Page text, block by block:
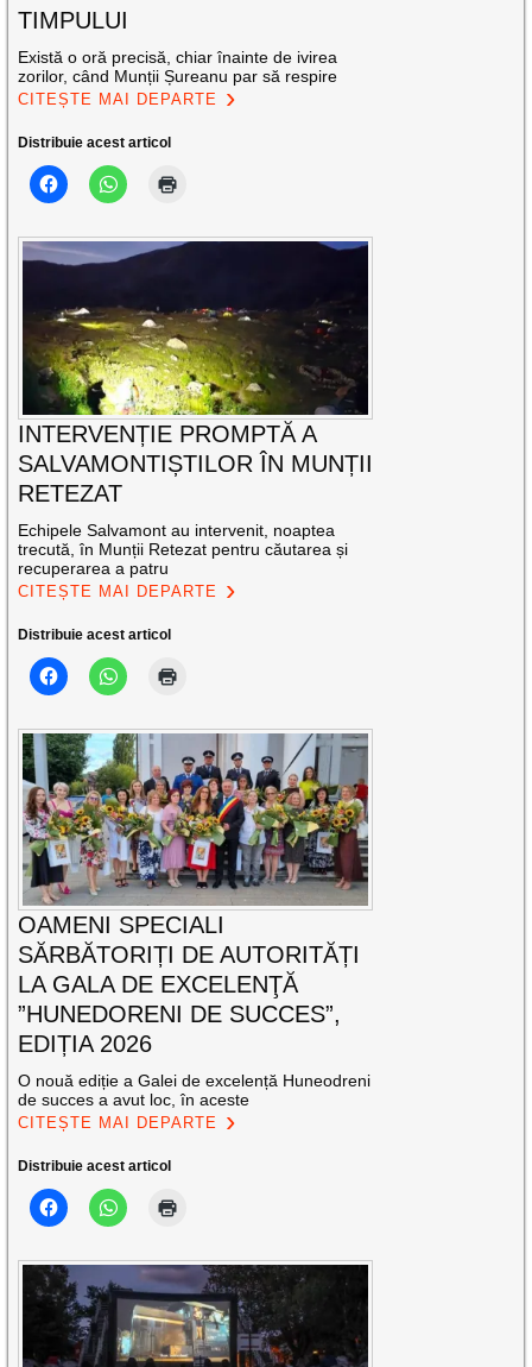
TIMPULUI
Există o oră precisă, chiar înainte de ivirea
zorilor, când Munții Șureanu par să respire
CITEȘTE MAI DEPARTE
Distribuie acest articol
INTERVENȚIE PROMPTĂ A
SALVAMONTIȘTILOR ÎN MUNȚII
RETEZAT
Echipele Salvamont au intervenit, noaptea
trecută, în Munții Retezat pentru căutarea și
recuperarea a patru
CITEȘTE MAI DEPARTE
Distribuie acest articol
OAMENI SPECIALI
SĂRBĂTORIȚI DE AUTORITĂȚI
LA GALA DE EXCELENŢĂ
”HUNEDORENI DE SUCCES”,
EDIȚIA 2026
O nouă ediție a Galei de excelență Huneodreni
de succes a avut loc, în aceste
CITEȘTE MAI DEPARTE
Distribuie acest articol